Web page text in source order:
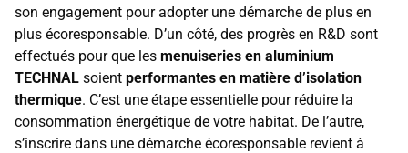
son engagement pour adopter une démarche de plus en
plus écoresponsable. D’un côté, des progrès en R&D sont
effectués pour que les menuiseries en aluminium
TECHNAL soient performantes en matière d’isolation
thermique. C’est une étape essentielle pour réduire la
consommation énergétique de votre habitat. De l’autre,
s’inscrire dans une démarche écoresponsable revient à